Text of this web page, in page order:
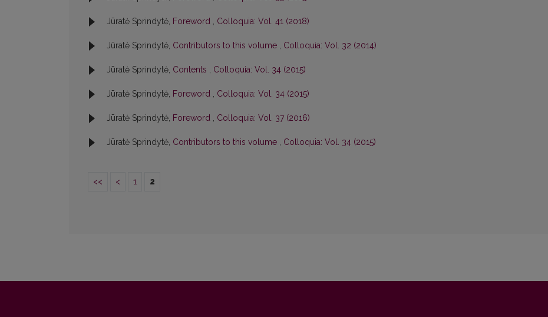
Jūratė Sprindytė, Foreword , Colloquia: Vol. 41 (2018)
Jūratė Sprindytė, Contributors to this volume , Colloquia: Vol. 32 (2014)
Jūratė Sprindytė, Contents , Colloquia: Vol. 34 (2015)
Jūratė Sprindytė, Foreword , Colloquia: Vol. 34 (2015)
Jūratė Sprindytė, Foreword , Colloquia: Vol. 37 (2016)
Jūratė Sprindytė, Contributors to this volume , Colloquia: Vol. 34 (2015)
<< < 1 2